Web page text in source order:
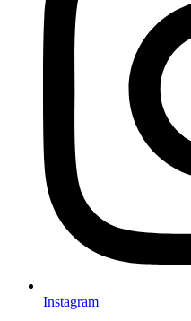
Instagram